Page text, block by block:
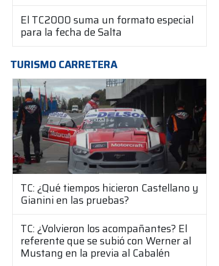
El TC2000 suma un formato especial
para la fecha de Salta
TURISMO CARRETERA
TC: ¿Qué tiempos hicieron Castellano y
Gianini en las pruebas?
TC: ¿Volvieron los acompañantes? El
referente que se subió con Werner al
Mustang en la previa al Cabalén